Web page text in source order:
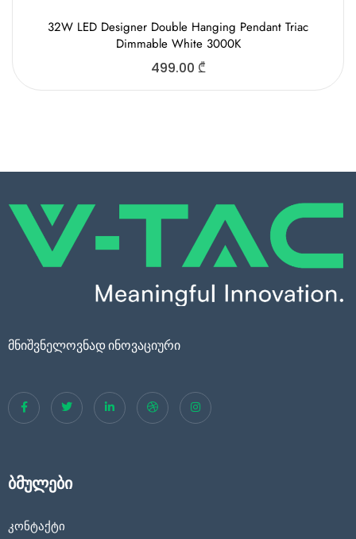
32W LED Designer Double Hanging Pendant Triac
Dimmable White 3000K
499.00 ₾
მნიშვნელოვნად ინოვაციური
ბმულები
კონტაქტი